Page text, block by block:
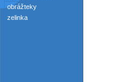
obrážteky
zelinka